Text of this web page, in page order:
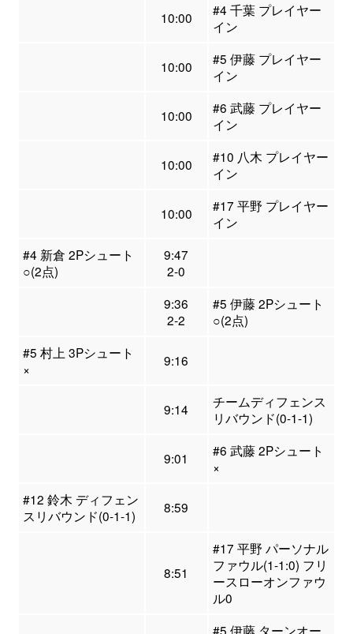
10:00
#4 千葉 プレイヤー
イン
10:00
#5 伊藤 プレイヤー
イン
10:00
#6 武藤 プレイヤー
イン
10:00
#10 八木 プレイヤー
イン
10:00
#17 平野 プレイヤー
イン
#4 新倉 2Pシュート
○(2点)
9:47
2-0
9:36
2-2
#5 伊藤 2Pシュート
○(2点)
#5 村上 3Pシュート
×
9:16
9:14
チームディフェンス
リバウンド(0-1-1)
9:01
#6 武藤 2Pシュート
×
#12 鈴木 ディフェン
スリバウンド(0-1-1)
8:59
8:51
#17 平野 パーソナル
ファウル(1-1:0) フリ
ースローオンファウ
ル0
#5 伊藤 ターンオー